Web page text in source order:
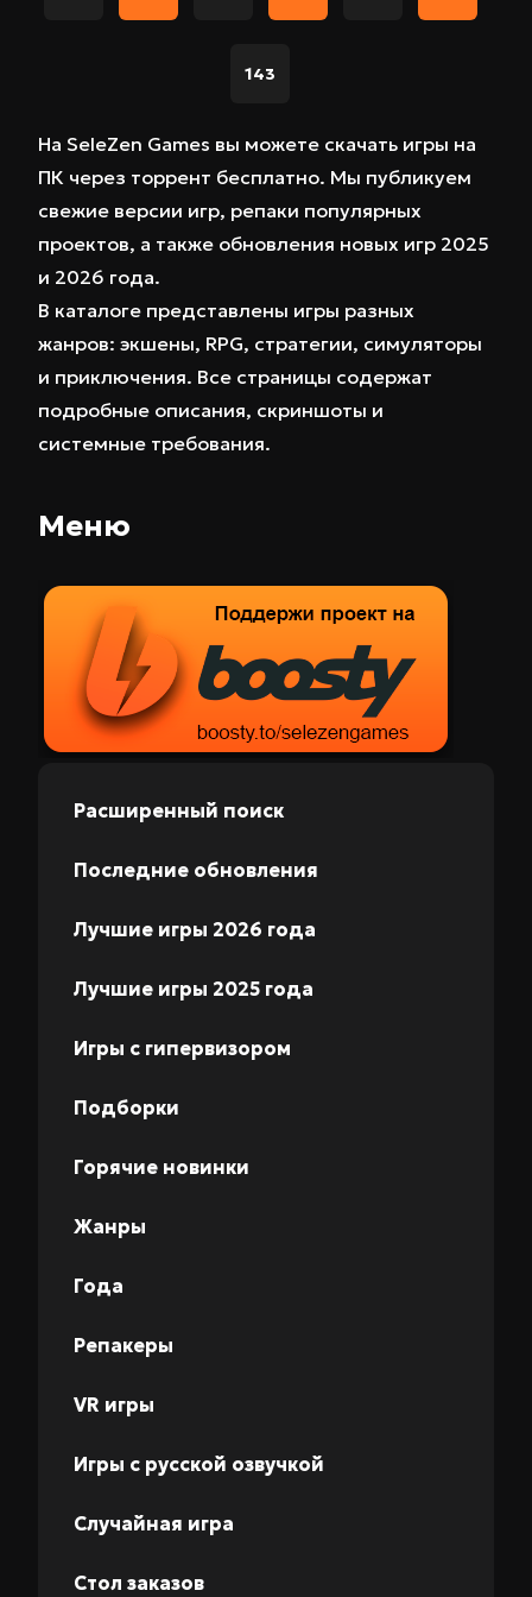
143
На SeleZen Games вы можете скачать игры на
ПК через торрент бесплатно. Мы публикуем
свежие версии игр, репаки популярных
проектов, а также обновления новых игр 2025
и 2026 года.
В каталоге представлены игры разных
жанров: экшены, RPG, стратегии, симуляторы
и приключения. Все страницы содержат
подробные описания, скриншоты и
системные требования.
Меню
Расширенный поиск
Последние обновления
Лучшие игры 2026 года
Лучшие игры 2025 года
Игры с гипервизором
Подборки
Горячие новинки
Жанры
Года
Репакеры
VR игры
Игры с русской озвучкой
Случайная игра
Стол заказов